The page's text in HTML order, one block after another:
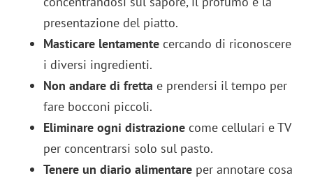
presentazione del piatto.
Masticare lentamente cercando di riconoscere
i diversi ingredienti.
Non andare di fretta e prendersi il tempo per
fare bocconi piccoli.
Eliminare ogni distrazione come cellulari e TV
per concentrarsi solo sul pasto.
Tenere un diario alimentare per annotare cosa